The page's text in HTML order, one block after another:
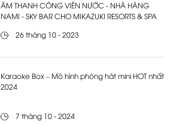
ÂM THANH CÔNG VIÊN NƯỚC - NHÀ HÀNG
NAMI - SKY BAR CHO MIKAZUKI RESORTS & SPA
26 tháng 10 - 2023
Karaoke Box – Mô hình phòng hát mini HOT nhất
2024
7 tháng 10 - 2024